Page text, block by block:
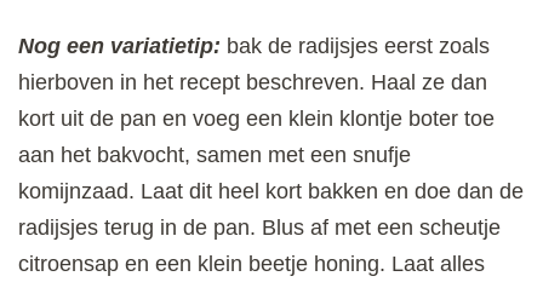
Nog een variatietip: bak de radijsjes eerst zoals
hierboven in het recept beschreven. Haal ze dan
kort uit de pan en voeg een klein klontje boter toe
aan het bakvocht, samen met een snufje
komijnzaad. Laat dit heel kort bakken en doe dan de
radijsjes terug in de pan. Blus af met een scheutje
citroensap en een klein beetje honing. Laat alles